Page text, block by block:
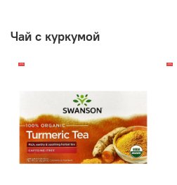
Чай с куркумой
-10% -19%